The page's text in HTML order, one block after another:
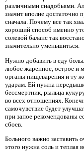
различными снадобьями.
значит вполне достаточно
сначала. Почему все так
хороший способ именно
солевой баланс так
значительно уменьшиться.
Нужно добавить в еду
любое жаренное, острое и
органы пищеварения и ту
ударам. Ей нужна
бессмертник, рыльца
во всех отношениях.
самочувствие будет
при запое рекомендованы
сбоев.
Больного важно заставить
этого нужна соль и теплая